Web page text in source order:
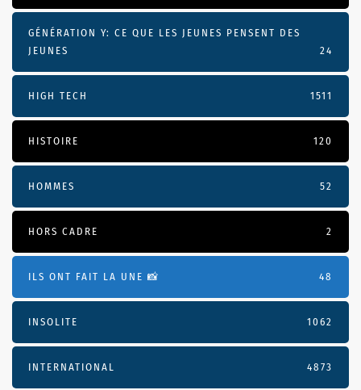
GÉNÉRATION Y: CE QUE LES JEUNES PENSENT DES
JEUNES
24
HIGH TECH 1511
HISTOIRE 120
HOMMES 52
HORS CADRE 2
ILS ONT FAIT LA UNE 📸 48
INSOLITE 1062
INTERNATIONAL 4873